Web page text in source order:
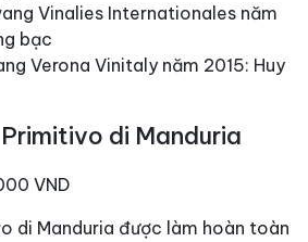
Vinalies Internationales năm
bạc
Verona Vinitaly năm 2015: Huy
di Manduria
VND
di Manduria được làm hoàn toàn